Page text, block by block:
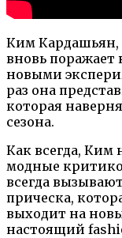
Ким Кардашьян,
вновь поражает
новыми
раз она
которая
сезона.
Как всегда, Ким
модные
всегда
прическа,
выходит на
настоящий